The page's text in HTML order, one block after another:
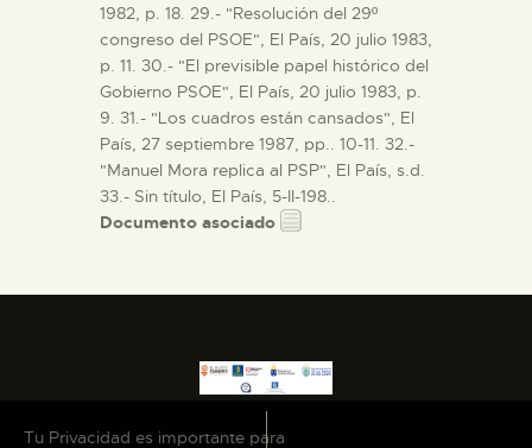
1982, p. 18. 29.- "Resolución del 29º
congreso del PSOE", El País, 20 julio 1983,
p. 11. 30.- "El previsible papel histórico del
Gobierno PSOE", El País, 20 julio 1983, p.
9. 31.- "Los cuadros están cansados", El
País, 27 septiembre 1987, pp.. 10-11. 32.-
"Manuel Mora replica al PSP", El País, s.d.
33.- Sin título, El País, 5-II-198..
Documento asociado
Tu Privacidad es importante para